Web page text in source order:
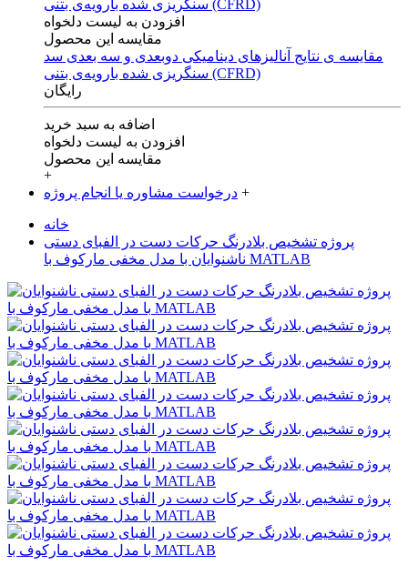
افزودن به لیست دلخواه
مقایسه این محصول
مقایسه ی‌ نتایج آنالیزهای‌ دینامیکی‌ دوبعدی‌ و‌ سه بعدی‌ سد
سنگریزی‌ شده با‌رویه‌ی‌ بتنی‌ (CFRD)
رایگان
اضافه به سبد خرید
افزودن به لیست دلخواه
مقایسه این محصول
+
درخواست مشاوره یا انجام پروژه +
خانه
پروژه تشخیص بلادرنگ حرکات دست در الفبای دستی
ناشنوایان با مدل مخفی مارکوف با MATLAB